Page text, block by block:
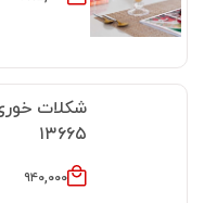
شکلات
۱۳۶۶۵
۹۴۰,۰۰۰